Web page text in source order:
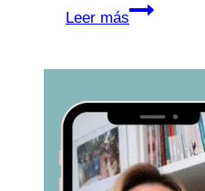
Leer másVacunación
adultos